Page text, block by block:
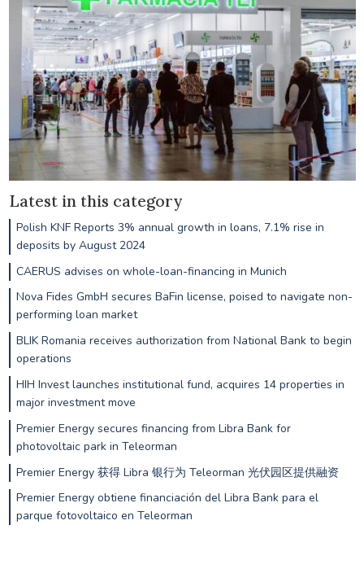
Latest in this category
Polish KNF Reports 3% annual growth in loans, 7.1% rise in
deposits by August 2024
CAERUS advises on whole-loan-financing in Munich
Nova Fides GmbH secures BaFin license, poised to navigate non-
performing loan market
BLIK Romania receives authorization from National Bank to begin
operations
HIH Invest launches institutional fund, acquires 14 properties in
major investment move
Premier Energy secures financing from Libra Bank for
photovoltaic park in Teleorman
Premier Energy 获得 Libra 银行为 Teleorman 光伏园区提供融资
Premier Energy obtiene financiación del Libra Bank para el
parque fotovoltaico en Teleorman